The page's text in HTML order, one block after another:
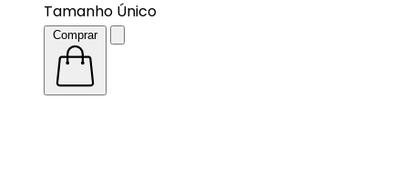
Tamanho Único
Comprar